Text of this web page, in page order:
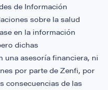
de Información
sobre la salud
en la información
dichas
una asesoría financiera, ni
por parte de Zenfi, por
consecuencias de las